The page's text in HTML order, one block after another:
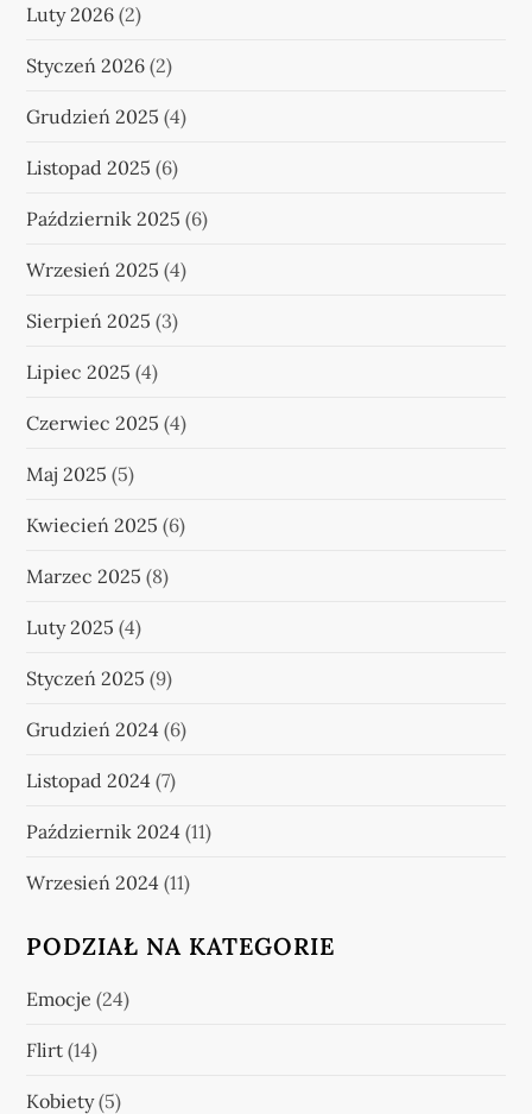
Luty 2026 (2)
Styczeń 2026 (2)
Grudzień 2025 (4)
Listopad 2025 (6)
Październik 2025 (6)
Wrzesień 2025 (4)
Sierpień 2025 (3)
Lipiec 2025 (4)
Czerwiec 2025 (4)
Maj 2025 (5)
Kwiecień 2025 (6)
Marzec 2025 (8)
Luty 2025 (4)
Styczeń 2025 (9)
Grudzień 2024 (6)
Listopad 2024 (7)
Październik 2024 (11)
Wrzesień 2024 (11)
PODZIAŁ NA KATEGORIE
Emocje (24)
Flirt (14)
Kobiety(5)